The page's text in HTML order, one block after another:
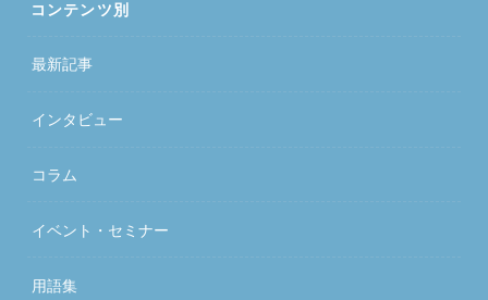
コンテンツ別
最新記事
インタビュー
コラム
イベント・セミナー
用語集